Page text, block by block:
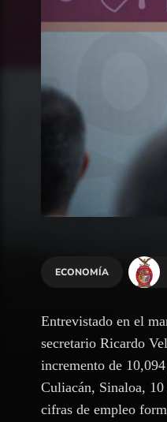
ECONOMÍA
Entrevistado en el
secretario Ricardo
incremento de
Culiacán, Sinaloa,
cifras de empleo